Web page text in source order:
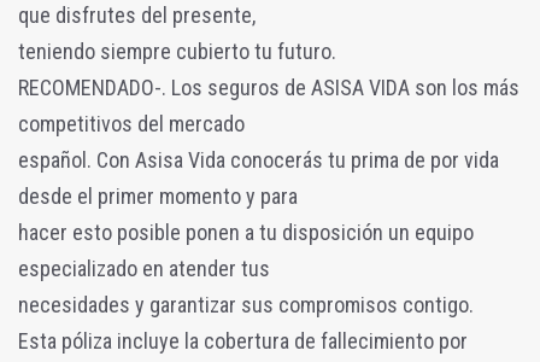
que disfrutes del presente,
teniendo siempre cubierto tu futuro.
RECOMENDADO-. Los seguros de ASISA VIDA son los más
competitivos del mercado
español. Con Asisa Vida conocerás tu prima de por vida
desde el primer momento y para
hacer esto posible ponen a tu disposición un equipo
especializado en atender tus
necesidades y garantizar sus compromisos contigo.
Esta póliza incluye la cobertura de fallecimiento por